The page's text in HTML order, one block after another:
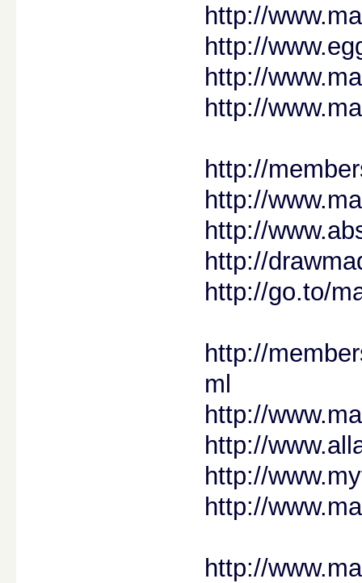
http://
http://
http://
http://
http://
http://
http://
http://
http://go.to/
http://
ml
http://
http://
http://
http://
http://